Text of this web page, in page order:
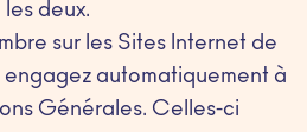
deux.
sur les Sites Internet de
engagez automatiquement à
Générales. Celles-ci